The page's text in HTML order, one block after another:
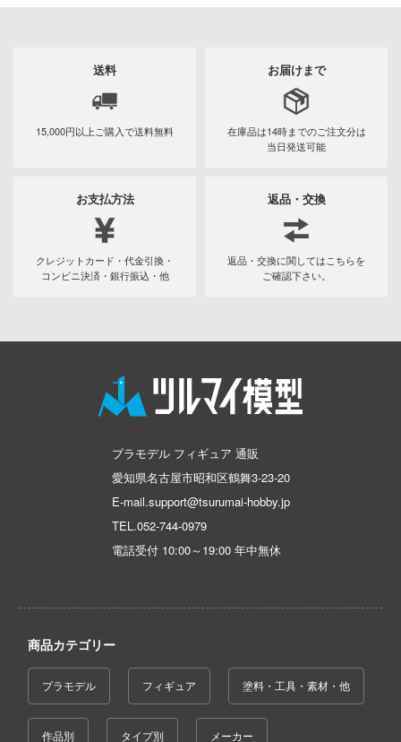
キャプテン翼
強殖装甲ガイバー
GUILTY GEARシリーズ
ギルティクラウン
黒子のバスケ
クラッシャージョウ
薬屋のひとりごと
CLANNAD
クレヨンしんちゃん
恋は双子で割り切れない
インフィニティスタチュー
インテリジェントシステムズ(グッドスマ
ンパニー)
イェンモデル(ビーバーコーポレーション)
Infinity Studio
インペリアルホビープロダクション(ビー
ーポレーション)
E-Model(プラッツ/童友社)
株式会社イクリエ
Eclipse Collectibles
イドラ(ビーバーコーポレーション)
EASTERN EXPRESS(イースタンエクス
EUSUN
は、コミュ症です。
らしい世界に祝福を！
OF FIGHTERS
FANTASY(サーティ ミニッツ ファン
送料
15,000円以上ご購入で送料無料
お届けまで
在庫品は14時までのご注文分は
当日発送可能
お支払方法
クレジットカード・代金引換・
コンビニ決済・銀行振込・他
返品・交換
返品・交換に関してはこちらを
ご確認下さい。
プラモデル フィギュア 通販
愛知県名古屋市昭和区鶴舞3-23-20
E-mail.support@tsurumai-hobby.jp
TEL.052-744-0979
電話受付 10:00～19:00 年中無休
商品カテゴリー
プラモデル フィギュア 塗料・工具・素材・他
作品別 タイプ別 メーカー